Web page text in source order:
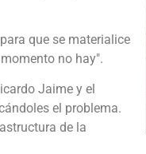
que se materialice
no hay".
Jaime y el
el problema.
de la